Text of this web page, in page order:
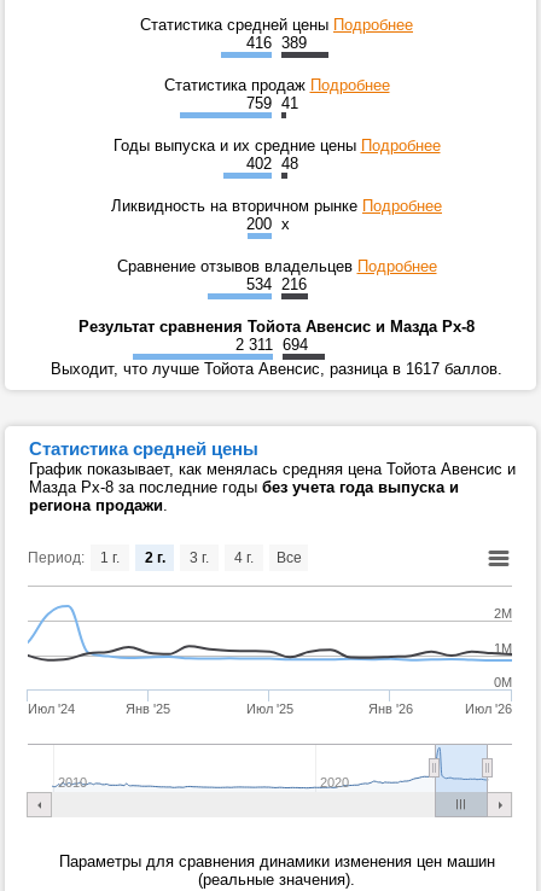
Статистика средней цены Подробнее
416 389
Статистика продаж Подробнее
759 41
Годы выпуска и их средние цены Подробнее
402 48
Ликвидность на вторичном рынке Подробнее
200 x
Сравнение отзывов владельцев Подробнее
534 216
Результат сравнения Тойота Авенсис и Мазда Рх-8
2 311 694
Выходит, что лучше Тойота Авенсис, разница в 1617 баллов.
Статистика средней цены
График показывает, как менялась средняя цена Тойота Авенсис и
Мазда Рх-8 за последние годы без учета года выпуска и
региона продажи.
Период:
Июл '24 Янв '25 Июл '25 Янв '26 Июл '26
2010 2020
1M
2M
0M
1 г. 2 г. 3 г. 4 г. Все
Параметры для сравнения динамики изменения цен машин
(реальные значения).